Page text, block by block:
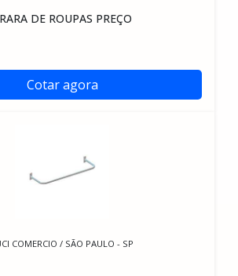
DE ROUPAS PREÇO
Cotar agora
COMERCIO / SÃO PAULO - SP